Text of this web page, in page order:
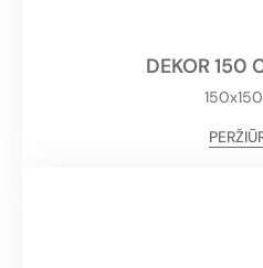
DEKOR 150